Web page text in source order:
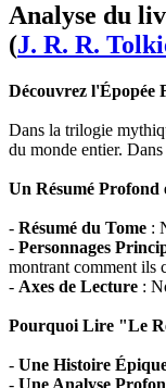
Analyse du
(J. R. R.
Découvrez l'Épopée
Dans la trilogie
du monde entier.
Un Résumé Profond
- Résumé du Tome :
- Personnages
montrant comment ils
- Axes de Lecture :
Pourquoi Lire "Le
- Une Histoire